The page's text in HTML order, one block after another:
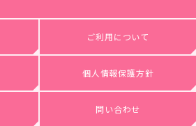
ご利用について
個人情報保護方針
問い合わせ